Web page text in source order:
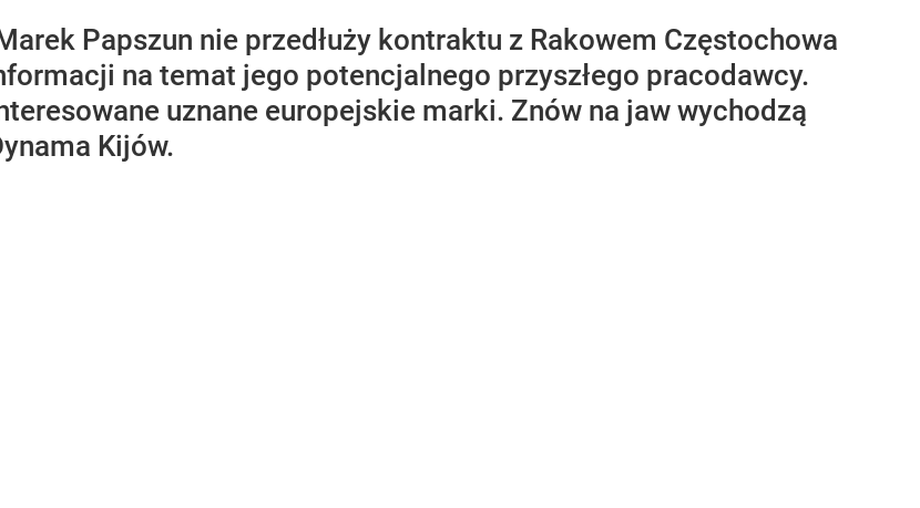
Papszun nie przedłuży kontraktu z Rakowem Częstochowa
na temat jego potencjalnego przyszłego pracodawcy.
uznane europejskie marki. Znów na jaw wychodzą
Kijów.